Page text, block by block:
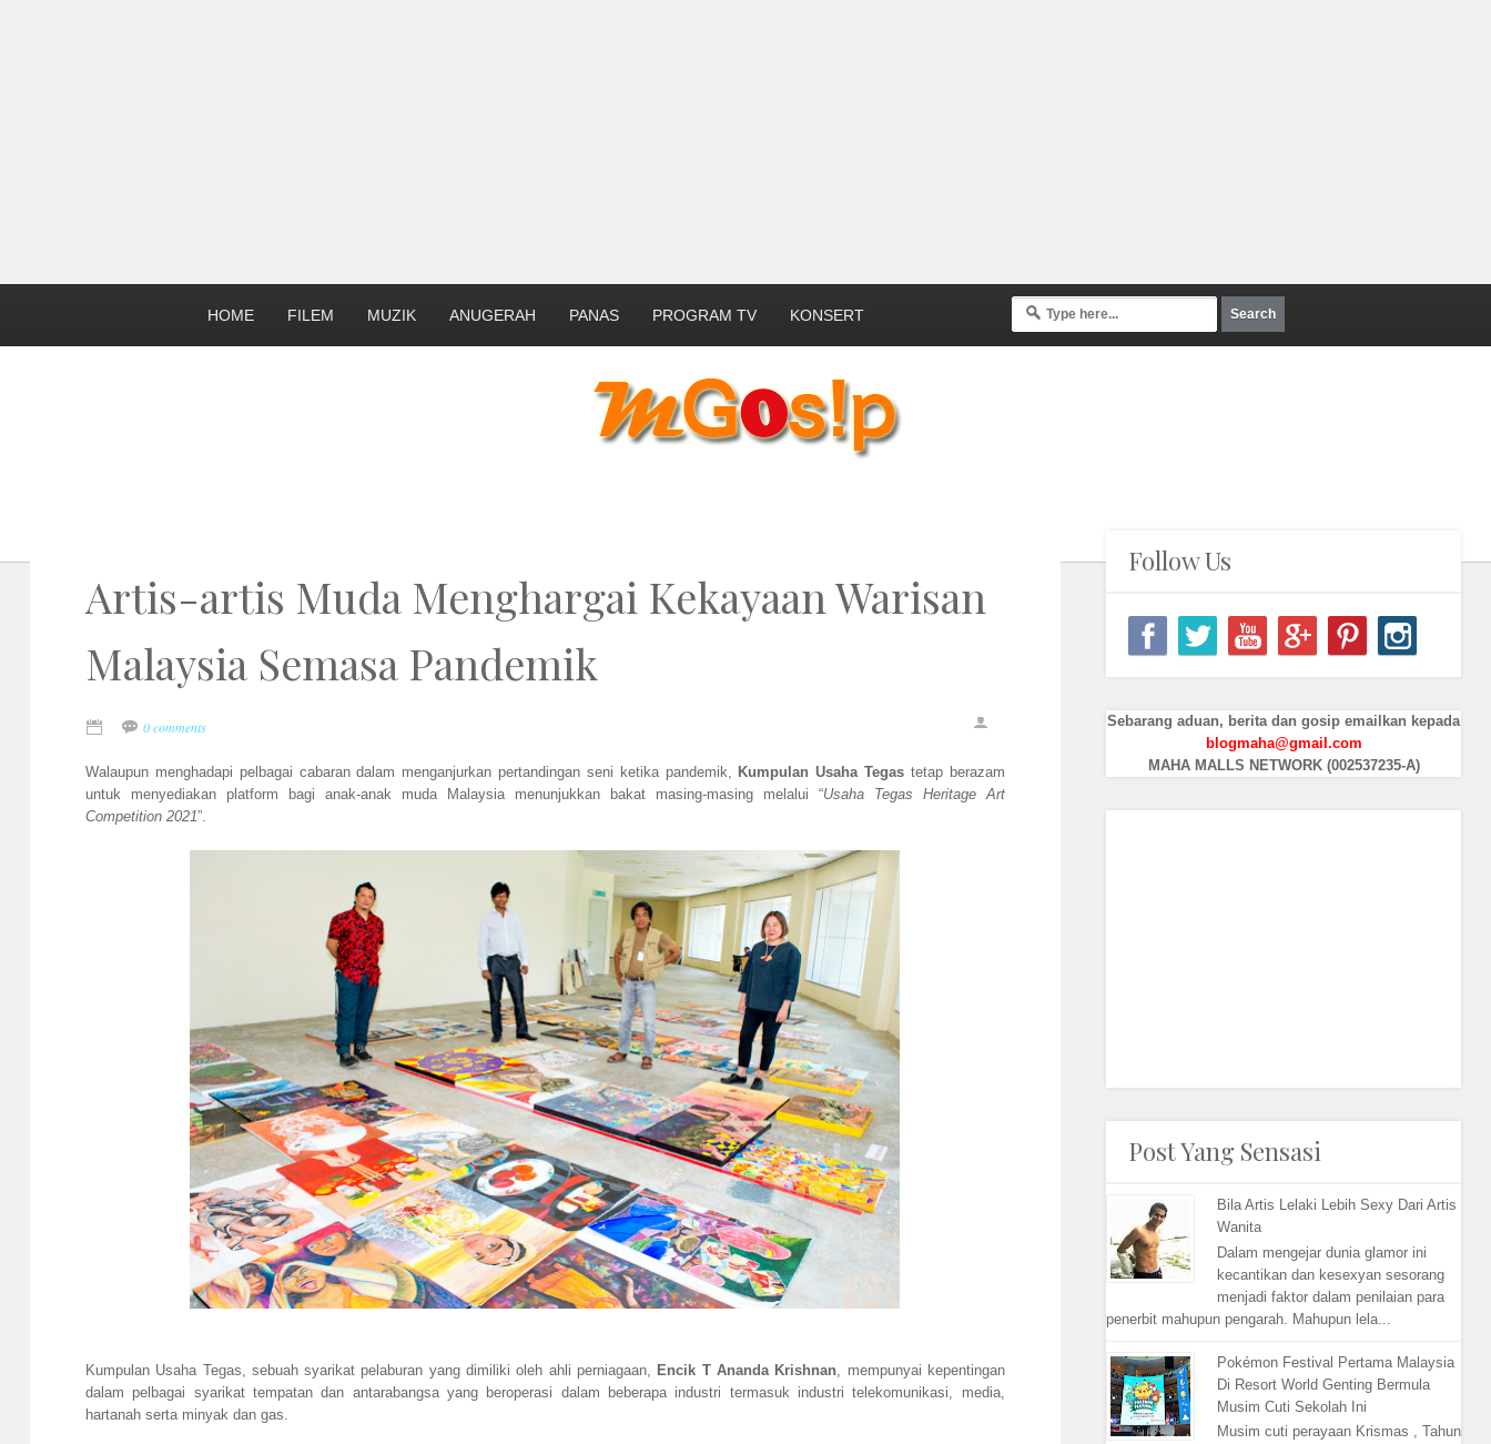
HOME FILEM MUZIK ANUGERAH PANAS PROGRAM TV KONSERT
Artis-artis Muda Menghargai Kekayaan Warisan
Malaysia Semasa Pandemik
0 comments
Walaupun menghadapi pelbagai cabaran dalam menganjurkan pertandingan seni ketika pandemik, Kumpulan Usaha Tegas tetap berazam
untuk menyediakan platform bagi anak-anak muda Malaysia menunjukkan bakat masing-masing melalui “Usaha Tegas Heritage Art
Competition 2021”.
Kumpulan Usaha Tegas, sebuah syarikat pelaburan yang dimiliki oleh ahli perniagaan, Encik T Ananda Krishnan , mempunyai kepentingan
dalam pelbagai syarikat tempatan dan antarabangsa yang beroperasi dalam beberapa industri termasuk industri telekomunikasi, media,
hartanah serta minyak dan gas.
Follow Us
Sebarang aduan, berita dan gosip emailkan kepada
blogmaha@gmail.com
MAHA MALLS NETWORK (002537235-A)
Post Yang Sensasi
Bila Artis Lelaki Lebih Sexy Dari Artis
Wanita
Dalam mengejar dunia glamor ini
kecantikan dan kesexyan sesorang
menjadi faktor dalam penilaian para
penerbit mahupun pengarah. Mahupun lela...
Pokémon Festival Pertama Malaysia
Di Resort World Genting Bermula
Musim Cuti Sekolah Ini
Musim cuti perayaan Krismas , Tahun